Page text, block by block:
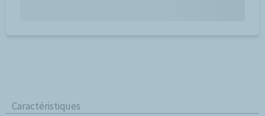
Caractéristiques